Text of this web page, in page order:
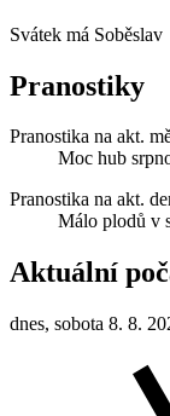
Svátek má Soběslav
Pranostiky
Pranostika na akt.
Moc hub
Pranostika na akt.
Málo plodů v
Aktuální
dnes, sobota 8. 8.